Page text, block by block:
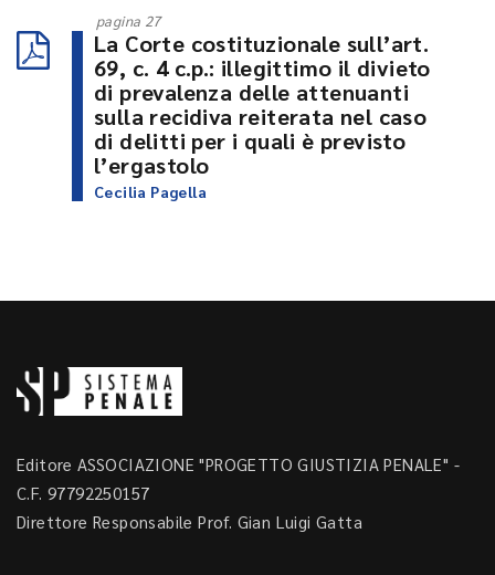
pagina 27
La Corte costituzionale sull’art.
69, c. 4 c.p.: illegittimo il divieto
di prevalenza delle attenuanti
sulla recidiva reiterata nel caso
di delitti per i quali è previsto
l’ergastolo
Cecilia Pagella
Editore ASSOCIAZIONE "PROGETTO GIUSTIZIA PENALE" -
C.F. 97792250157
Direttore Responsabile Prof. Gian Luigi Gatta